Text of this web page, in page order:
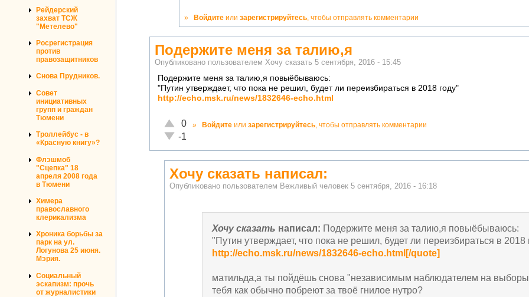
Рейдерский
захват ТСЖ
"Метелево"
Росрегистрация
против
правозащитников
Снова Прудников.
Совет
инициативных
групп и граждан
Тюмени
Троллейбус - в
«Красную книгу»?
Флэшмоб
"Сцепка" 18
апреля 2008 года
в Тюмени
Химера
православного
клерикализма
Хроника борьбы за
парк на ул.
Логунова 25 июня.
Мэрия.
Социальный
эскапизм: прочь
от журналистики
» Войдите или зарегистрируйтесь , чтобы отправлять комментарии
Подержите меня за талию,я
Опубликовано пользователем Хочу сказать 5 сентября, 2016 - 15:45
Подержите меня за талию,я повыёбываюсь:
"Путин утверждает, что пока не решил, будет ли переизбираться в 2018 году"
http://echo.msk.ru/news/1832646-echo.html
Отлично!
0
Неадекватно!
-1
» Войдите или зарегистрируйтесь, чтобы отправлять комментарии
Хочу сказать написал:
Опубликовано пользователем Вежливый человек 5 сентября, 2016 - 16:18
Хочу сказать написал: Подержите меня за талию,я повыёбываюсь:
"Путин утверждает, что пока не решил, будет ли переизбираться в 2018
http://echo.msk.ru/news/1832646-echo.html[/quote]
матильда,а ты пойдёшь снова "независимым наблюдателем на
тебя как обычно побреют за твоё гнилое нутро?